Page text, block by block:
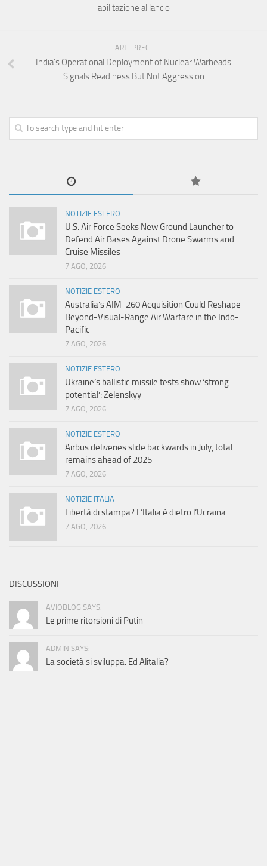
abilitazione al lancio
ART. PREC.
India’s Operational Deployment of Nuclear Warheads
Signals Readiness But Not Aggression
NOTIZIE ESTERO
U.S. Air Force Seeks New Ground Launcher to
Defend Air Bases Against Drone Swarms and
Cruise Missiles
7 AGO, 2026
NOTIZIE ESTERO
Australia’s AIM-260 Acquisition Could Reshape
Beyond-Visual-Range Air Warfare in the Indo-
Pacific
7 AGO, 2026
NOTIZIE ESTERO
Ukraine’s ballistic missile tests show ‘strong
potential’: Zelenskyy
7 AGO, 2026
NOTIZIE ESTERO
Airbus deliveries slide backwards in July, total
remains ahead of 2025
7 AGO, 2026
NOTIZIE ITALIA
Libertà di stampa? L’Italia è dietro l’Ucraina
7 AGO, 2026
DISCUSSIONI
AVIOBLOG SAYS:
Le prime ritorsioni di Putin
ADMIN SAYS:
La società si sviluppa. Ed Alitalia?